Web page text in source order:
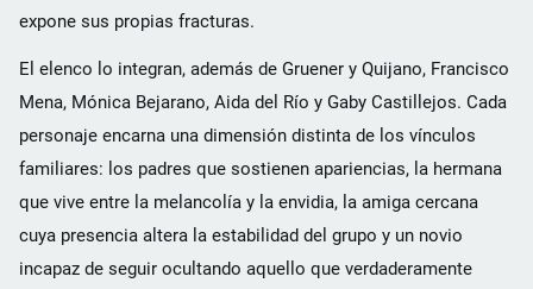
expone sus propias fracturas.
El elenco lo integran, además de Gruener y Quijano, Francisco
Mena, Mónica Bejarano, Aida del Río y Gaby Castillejos. Cada
personaje encarna una dimensión distinta de los vínculos
familiares: los padres que sostienen apariencias, la hermana
que vive entre la melancolía y la envidia, la amiga cercana
cuya presencia altera la estabilidad del grupo y un novio
incapaz de seguir ocultando aquello que verdaderamente